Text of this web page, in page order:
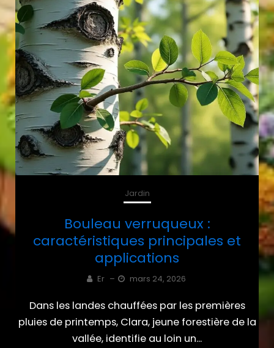
Jardin
Bouleau verruqueux :
caractéristiques principales et
applications
Er – mars 24, 2026
Dans les landes chauffées par les premières
pluies de printemps, Clara, jeune forestière de la
vallée, identifie au loin un...